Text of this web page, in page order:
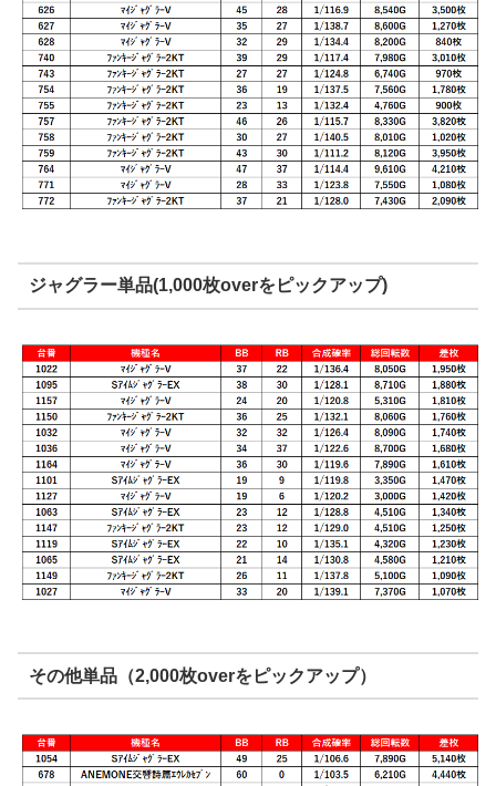
ジャグラー単品(1,000枚overをピックアップ)
その他単品（2,000枚overをピックアップ）